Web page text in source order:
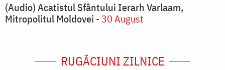
(Audio) Acatistul Sfântului Ierarh Varlaam,
Mitropolitul Moldovei - 30 August
RUGĂCIUNI ZILNICE